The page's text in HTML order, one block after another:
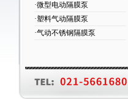
·微型电动隔膜泵
·塑料气动隔膜泵
·气动不锈钢隔膜泵